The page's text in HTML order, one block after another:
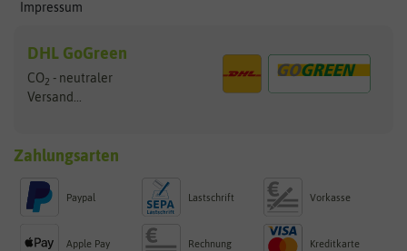
Impressum
DHL GoGreen
CO2 - neutraler
Versand...
Zahlungsarten
Paypal Lastschrift Vorkasse
Apple Pay Rechnung Kreditkarte